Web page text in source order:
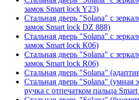
замок Smart lock Y23)
Стальная дверь "Solana" с
замок Smart lock DZ 888)
Стальная дверь "Solana" с
замок Smart lock К06)
Стальная дверь "Solana" с
замок Smart lock R06)
Стальная дверь "Solana"
Стальная дверь "Solana" (умная
ручка с отпечатком пальца